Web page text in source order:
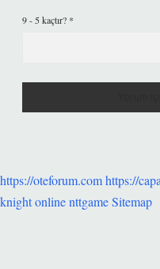
9 - 5 kaçtır? *
https://oteforum.comhttps://
knight onlinenttgameSitemap